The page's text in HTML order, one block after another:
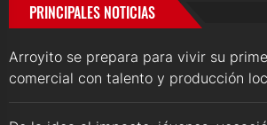
PRINCIPALES NOTICIAS
Arroyito se prepara para vivir su
comercial con talento y producción